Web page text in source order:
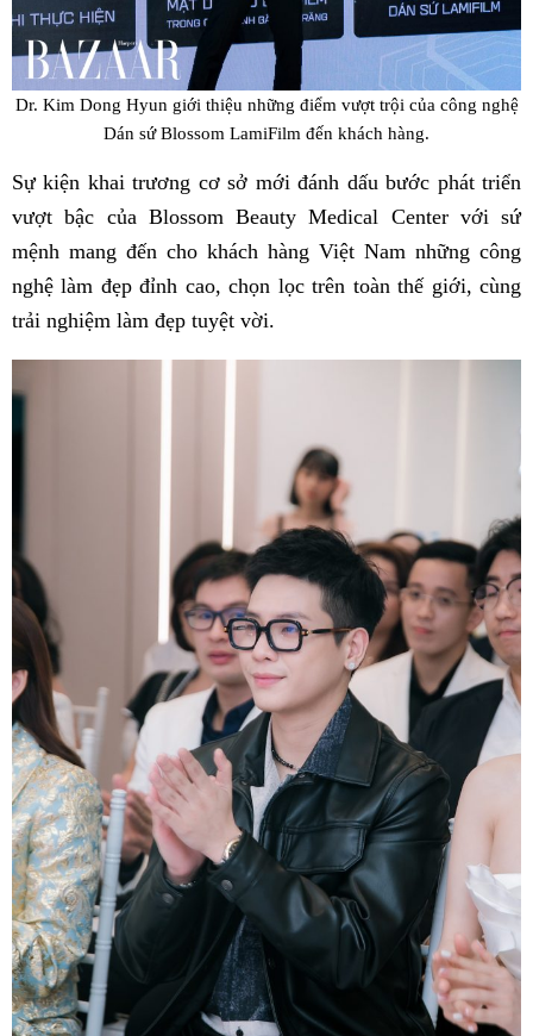
Dr. Kim Dong Hyun giới thiệu những điểm vượt trội của công nghệ
Dán sứ Blossom LamiFilm đến khách hàng.
Sự kiện khai trương cơ sở mới đánh dấu bước phát triển
vượt bậc của Blossom Beauty Medical Center với sứ
mệnh mang đến cho khách hàng Việt Nam những công
nghệ làm đẹp đỉnh cao, chọn lọc trên toàn thế giới, cùng
trải nghiệm làm đẹp tuyệt vời.